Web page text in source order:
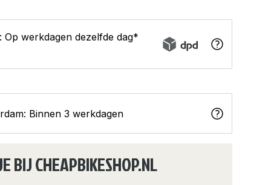
Op werkdagen dezelfde dag*
Binnen 3 werkdagen
BIJ CHEAPBIKESHOP.NL